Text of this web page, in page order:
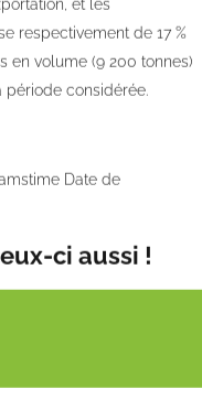
respectivement de 17 %
en volume (9 200 tonnes)
période considérée.
Date de
ci aussi !